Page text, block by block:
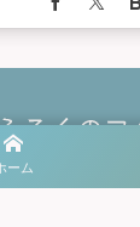
ーム